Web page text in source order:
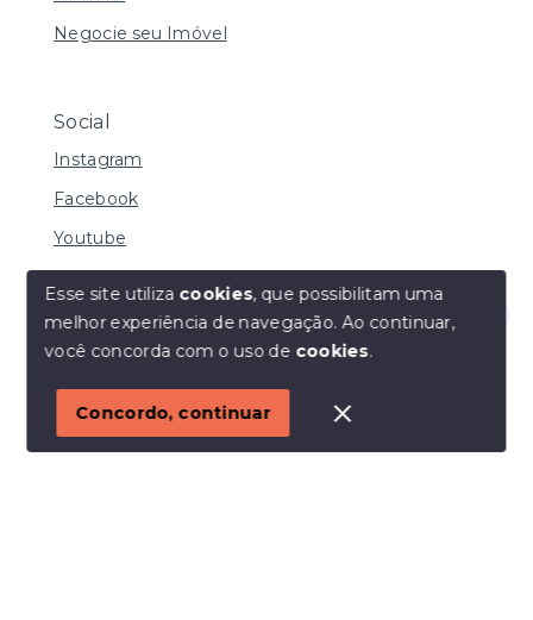
Olá! Estamos disponíveis para te ajudar.
Negocie seu Imóvel
Social
Instagram
Facebook
Youtube
© Copyright 2026 - I URBE CONSULTORIA
IMOBILIÁRIA | CRECI 33.934 J - Todos os direitos
SITE PARA IMOBILIARIA
Esse site utiliza cookies, que possibilitam uma
melhor experiência de navegação.Ao continuar,
você concorda com o uso de cookies.
Concordo, continuar